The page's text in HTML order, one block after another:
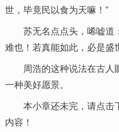
世，毕竟民以食为天嘛！”
苏无名点点头，唏嘘道
难也！若真能如此，必是盛
周浩的这种说法在古
一种美好愿景。
本小章还未完，请点击
内容！